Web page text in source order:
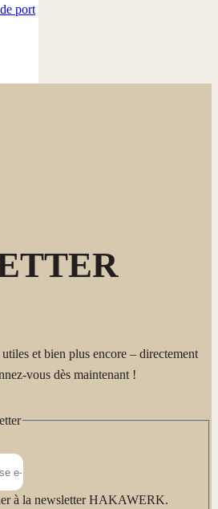
port
et bien plus encore – directement
vous dès maintenant !
à la newsletter HAKAWERK.